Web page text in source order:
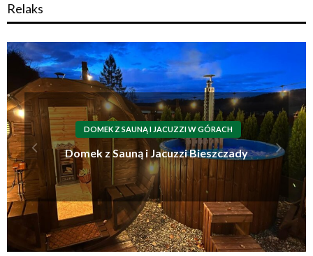
Relaks
DOMEK Z SAUNĄ I JACUZZI W GÓRACH
Domek z Sauną i Jacuzzi Bieszczady